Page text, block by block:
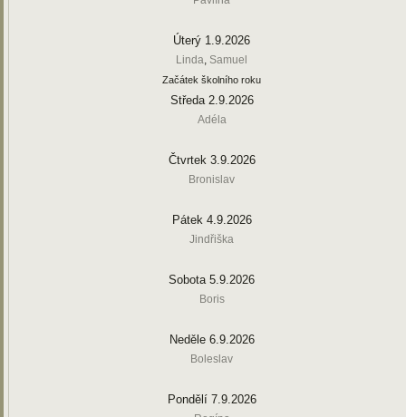
Úterý 1.9.2026
Linda, Samuel
Začátek školního roku
Středa 2.9.2026
Adéla
Čtvrtek 3.9.2026
Bronislav
Pátek 4.9.2026
Jindřiška
Sobota 5.9.2026
Boris
Neděle 6.9.2026
Boleslav
Pondělí 7.9.2026